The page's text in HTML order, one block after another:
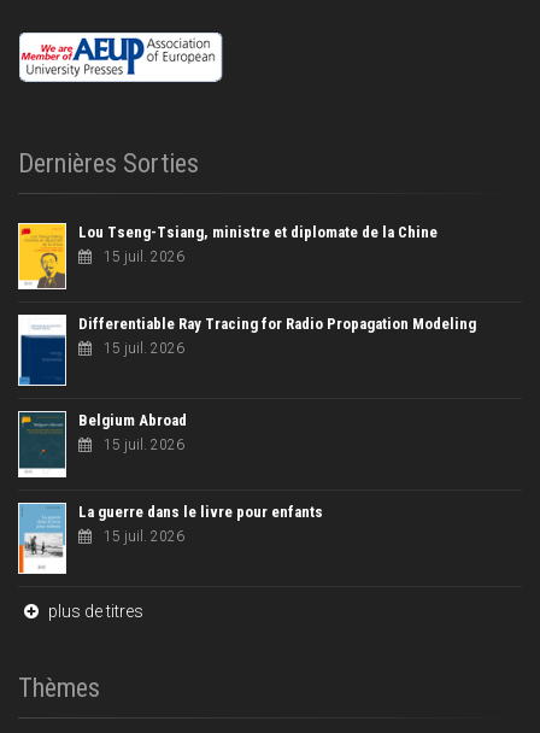
Dernières Sorties
Lou Tseng-Tsiang, ministre et diplomate de la Chine
15 juil. 2026
Differentiable Ray Tracing for Radio Propagation Modeling
15 juil. 2026
Belgium Abroad
15 juil. 2026
La guerre dans le livre pour enfants
15 juil. 2026
plus de titres
Thèmes